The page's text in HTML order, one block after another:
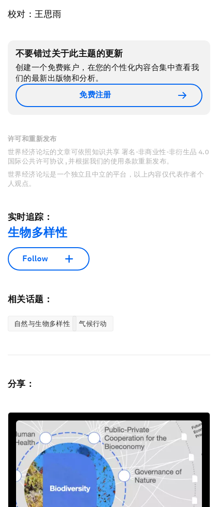
校对：王思雨
不要错过关于此主题的更新
创建一个免费账户，在您的个性化内容合集中查看我
们的最新出版物和分析。
免费注册
许可和重新发布
世界经济论坛的文章可依照知识共享 署名-非商业性-非衍生品 4.0
国际公共许可协议 , 并根据我们的使用条款重新发布。
世界经济论坛是一个独立且中立的平台，以上内容仅代表作者个
人观点。
实时追踪：
生物多样性
Follow
相关话题：
自然与生物多样性 气候行动
分享：